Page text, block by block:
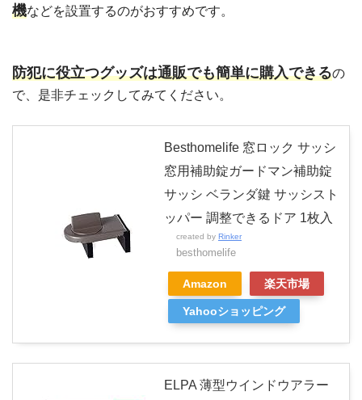
機などを設置するのがおすすめです。
防犯に役立つグッズは通販でも簡単に購入できるの
で、是非チェックしてみてください。
Besthomelife 窓ロック サッシ
窓用補助錠ガードマン補助錠
サッシ ベランダ鍵 サッシスト
ッパー 調整できるドア 1枚入
created by Rinker
besthomelife
Amazon 楽天市場
Yahooショッピング
ELPA 薄型ウインドウアラー